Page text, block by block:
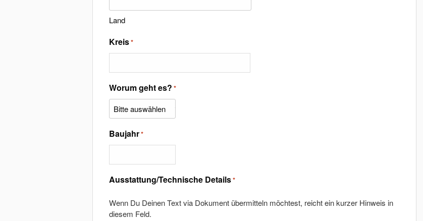
r
i
t
*
Land
Kreis*
Worum geht es? *
Baujahr*
Ausstattung/Technische Details*
Wenn Du Deinen Text via Dokument übermitteln möchtest, reicht ein kurzer Hinweis in
diesem Feld.